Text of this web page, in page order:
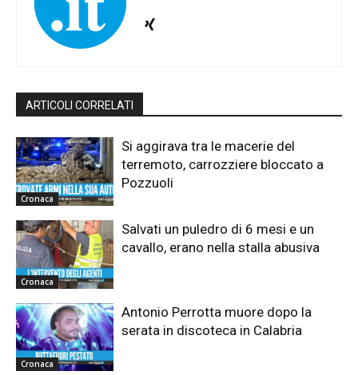
ARTICOLI CORRELATI
Cronaca
Si aggirava tra le macerie del
terremoto, carrozziere bloccato a
Pozzuoli
Cronaca
Salvati un puledro di 6 mesi e un
cavallo, erano nella stalla abusiva
Cronaca
Antonio Perrotta muore dopo la
serata in discoteca in Calabria